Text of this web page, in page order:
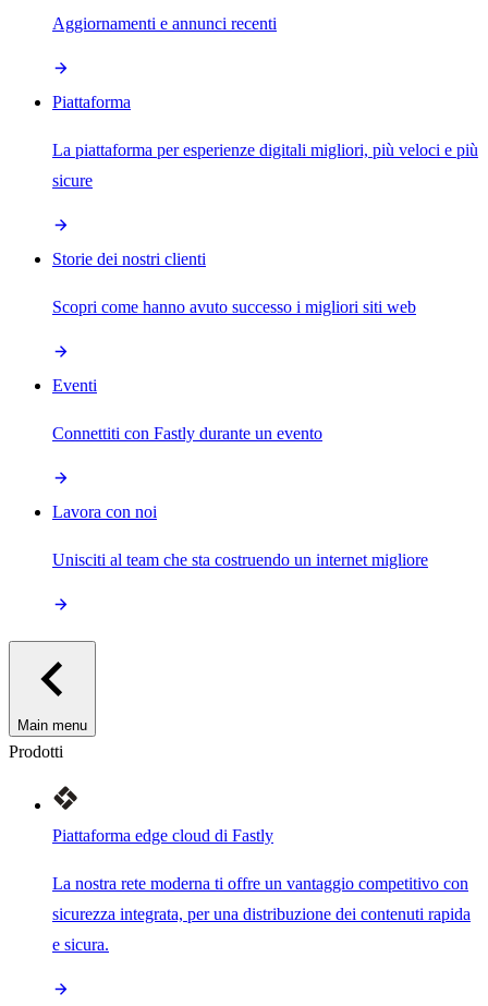
Aggiornamenti e annunci recenti
Piattaforma
La piattaforma per esperienze digitali migliori, più veloci e più
sicure
Storie dei nostri clienti
Scopri come hanno avuto successo i migliori siti web
Eventi
Connettiti con Fastly durante un evento
Lavora con noi
Unisciti al team che sta costruendo un internet migliore
Main menu
Prodotti
Piattaforma edge cloud di Fastly
La nostra rete moderna ti offre un vantaggio competitivo con
sicurezza integrata, per una distribuzione dei contenuti rapida
e sicura.